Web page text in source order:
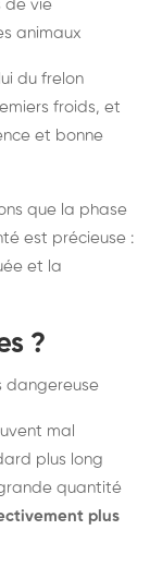
de vie
animaux
du frelon
froids, et
et bonne
que la phase
est précieuse :
et la
?
dangereuse
mal
plus long
quantité
plus